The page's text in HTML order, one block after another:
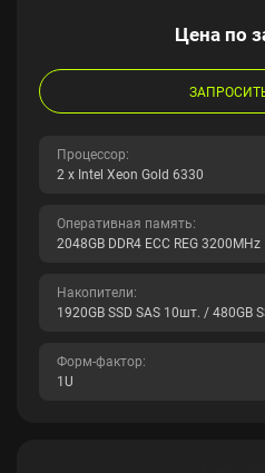
Цена по
Процессор:
2 x Intel Xeon Gold 6330
Оперативная память:
2048GB DDR4 ECC REG 3200MHz
Накопители:
1920GB SSD SAS 10шт. / 480GB
Форм-фактор:
1U